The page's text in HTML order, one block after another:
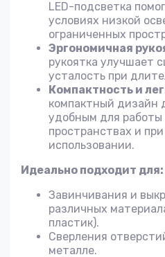
LED-подсветка
условиях низкой
ограниченных
Эргономичная
рукоятка улучшает
усталость при
Компактность и
компактный дизайн
удобным для работы
пространствах и
использовании.
Идеально подходит для:
Завинчивания и
различных
пластик).
Сверления
металле.